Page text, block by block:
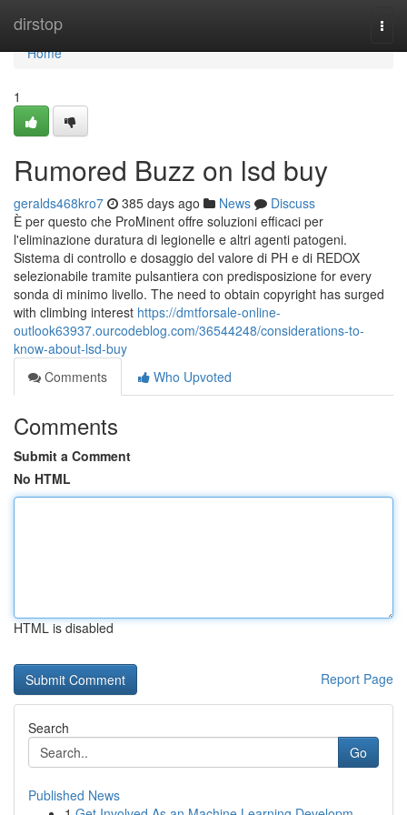
dirstop
Home
Home
1
Rumored Buzz on lsd buy
geralds468kro7 385 days ago News
Discuss
È per questo che ProMinent offre soluzioni efficaci per
l'eliminazione duratura di legionelle e altri agenti patogeni.
Sistema di controllo e dosaggio del valore di PH e di REDOX
selezionabile tramite pulsantiera con predisposizione for every
sonda di minimo livello. The need to obtain copyright has surged
with climbing interest https://dmtforsale-online-
outlook63937.ourcodeblog.com/36544248/considerations-to-
know-about-lsd-buy
Comments
Who Upvoted
Comments
Submit a Comment
No HTML
HTML is disabled
Report Page
Search
Go
Published News